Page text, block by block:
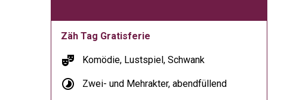
Zäh Tag Gratisferie
theater_comedy Komödie, Lustspiel, Schwank
timelapse Zwei- und Mehrakter, abendfüllend